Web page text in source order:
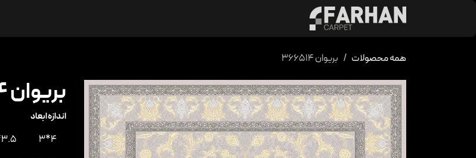
رد شدن به محتوا
همه محصولات بریوان ۳۶۶۵۱۴
بریوان ۳۶۶۵۱۴
اندازه ابعاد
4*3
3.5*2.5